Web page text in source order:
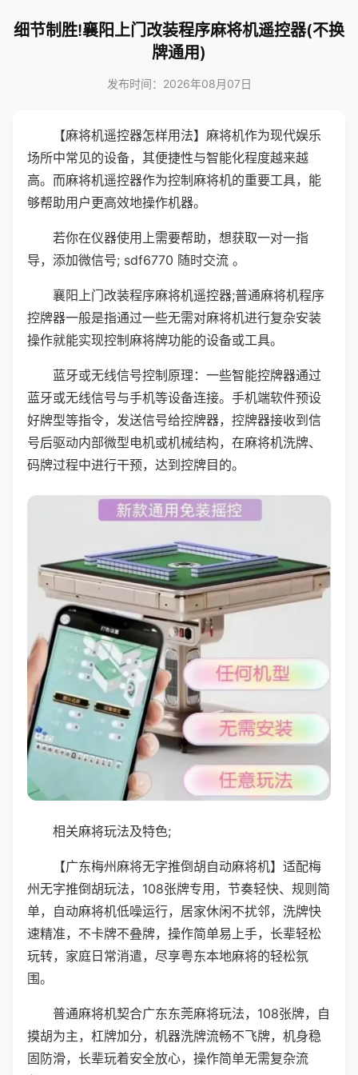
细节制胜!襄阳上门改装程序麻将机遥控器(不换
牌通用)
发布时间：2026年08月07日
【麻将机遥控器怎样用法】麻将机作为现代娱乐
场所中常见的设备，其便捷性与智能化程度越来越
高。而麻将机遥控器作为控制麻将机的重要工具，能
够帮助用户更高效地操作机器。
若你在仪器使用上需要帮助，想获取一对一指
导，添加微信号; sdf6770 随时交流 。
襄阳上门改装程序麻将机遥控器;普通麻将机程序
控牌器一般是指通过一些无需对麻将机进行复杂安装
操作就能实现控制麻将牌功能的设备或工具。
蓝牙或无线信号控制原理：一些智能控牌器通过
蓝牙或无线信号与手机等设备连接。手机端软件预设
好牌型等指令，发送信号给控牌器，控牌器接收到信
号后驱动内部微型电机或机械结构，在麻将机洗牌、
码牌过程中进行干预，达到控牌目的。
相关麻将玩法及特色;
【广东梅州麻将无字推倒胡自动麻将机】适配梅
州无字推倒胡玩法，108张牌专用，节奏轻快、规则简
单，自动麻将机低噪运行，居家休闲不扰邻，洗牌快
速精准，不卡牌不叠牌，操作简单易上手，长辈轻松
玩转，家庭日常消遣，尽享粤东本地麻将的轻松氛
围。
普通麻将机契合广东东莞麻将玩法，108张牌，自
摸胡为主，杠牌加分，机器洗牌流畅不飞牌，机身稳
固防滑，长辈玩着安全放心，操作简单无需复杂流